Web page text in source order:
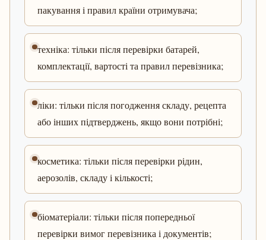
пакування і правил країни отримувача;
техніка: тільки після перевірки батарей,
комплектації, вартості та правил перевізника;
ліки: тільки після погодження складу, рецепта
або інших підтверджень, якщо вони потрібні;
косметика: тільки після перевірки рідин,
аерозолів, складу і кількості;
біоматеріали: тільки після попередньої
перевірки вимог перевізника і документів;